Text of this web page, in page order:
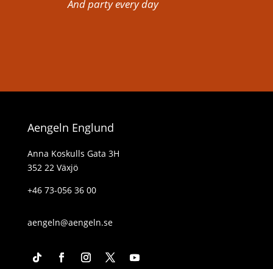
And party every day
Aengeln Englund
Anna Koskulls Gata 3H
352 22 Växjö
+46 73-056 36 00
aengeln@aengeln.se